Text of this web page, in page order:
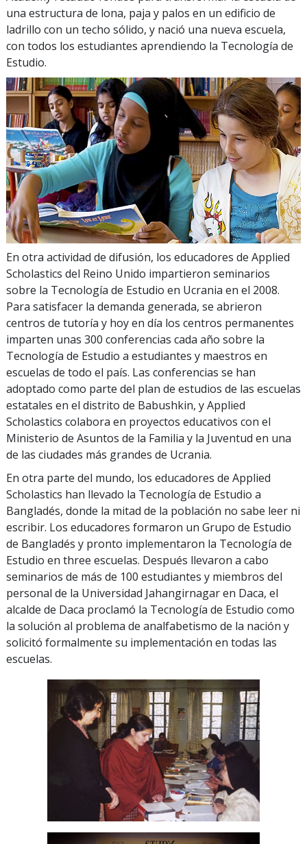
una estructura de lona, paja y palos en un edificio de
ladrillo con un techo sólido, y nació una nueva escuela,
con todos los estudiantes aprendiendo la Tecnología de
Estudio.
En otra actividad de difusión, los educadores de Applied
Scholastics del Reino Unido impartieron seminarios
sobre la Tecnología de Estudio en Ucrania en el 2008.
Para satisfacer la demanda generada, se abrieron
centros de tutoría y hoy en día los centros permanentes
imparten unas 300 conferencias cada año sobre la
Tecnología de Estudio a estudiantes y maestros en
escuelas de todo el país. Las conferencias se han
adoptado como parte del plan de estudios de las escuelas
estatales en el distrito de Babushkin, y Applied
Scholastics colabora en proyectos educativos con el
Ministerio de Asuntos de la Familia y la Juventud en una
de las ciudades más grandes de Ucrania.
En otra parte del mundo, los educadores de Applied
Scholastics han llevado la Tecnología de Estudio a
Bangladés, donde la mitad de la población no sabe leer ni
escribir. Los educadores formaron un Grupo de Estudio
de Bangladés y pronto implementaron la Tecnología de
Estudio en three escuelas. Después llevaron a cabo
seminarios de más de 100 estudiantes y miembros del
personal de la Universidad Jahangirnagar en Daca, el
alcalde de Daca proclamó la Tecnología de Estudio como
la solución al problema de analfabetismo de la nación y
solicitó formalmente su implementación en todas las
escuelas.